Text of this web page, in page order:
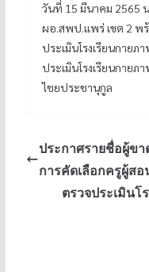
วันที่ 15 มีนาคม 2565
ผอ.สพป.แพร่ เขต 2 พ
ประเมินโรงเรียนกายภ
ประเมินโรงเรียนกายภ
ไชยประชานุกูล
ประกาศรายชื่อผู้ข
การคัดเลือกครูผู้ส
ตรวจประเมินโ